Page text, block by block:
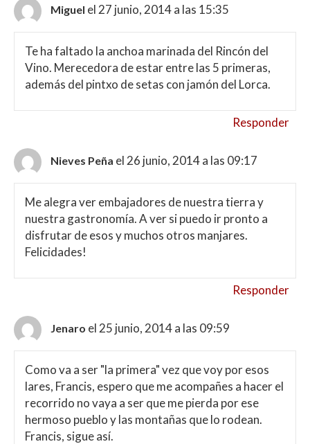
Miguel el 27 junio, 2014 a las 15:35
Te ha faltado la anchoa marinada del Rincón del
Vino. Merecedora de estar entre las 5 primeras,
además del pintxo de setas con jamón del Lorca.
Responder
Nieves Peña el 26 junio, 2014 a las 09:17
Me alegra ver embajadores de nuestra tierra y
nuestra gastronomía. A ver si puedo ir pronto a
disfrutar de esos y muchos otros manjares.
Felicidades!
Responder
Jenaro el 25 junio, 2014 a las 09:59
Como va a ser "la primera" vez que voy por esos
lares, Francis, espero que me acompañes a hacer el
recorrido no vaya a ser que me pierda por ese
hermoso pueblo y las montañas que lo rodean.
Francis, sigue así.